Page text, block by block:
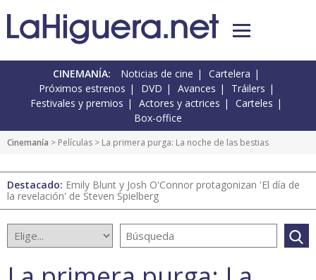
CINEMANÍA: Noticias de cine
Cartelera
Próximos estrenos
DVD Avances
Tráilers
Festivales y premios
Actores y actrices
Carteles
Box-office
Cinemanía > Películas > La primera purga: La noche de las bestias
Destacado: Emily Blunt y Josh O'Connor protagonizan 'El día de
la revelación' de Steven Spielberg